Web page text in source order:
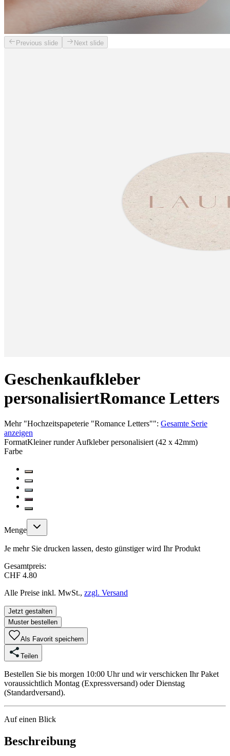
Previous slide Next slide
Geschenkaufkleber
personalisiertRomance Letters
Mehr"Hochzeitspapeterie "Romance Letters"": Gesamte Serie
anzeigen
FormatKleiner runder Aufkleber personalisiert (42 x 42mm)
Farbe
Menge
Je mehr Sie drucken lassen, desto günstiger wird Ihr Produkt
Gesamtpreis:
CHF 4.80
Alle Preise inkl. MwSt., zzgl. Versand
Jetzt gestalten
Muster bestellen
Als Favorit speichern
Teilen
Bestellen Sie bis morgen 10:00 Uhr und wir verschicken Ihr Paket
voraussichtlich Montag (Expressversand) oder Dienstag
(Standardversand).
Auf einen Blick
Beschreibung